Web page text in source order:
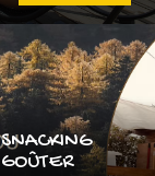
SNACKING
GOÛTER